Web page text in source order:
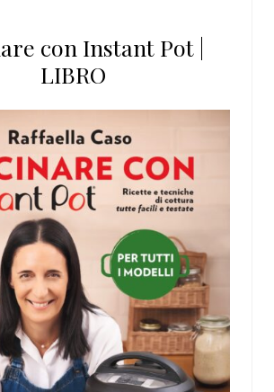
con Instant Pot |
LIBRO